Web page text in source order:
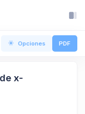
Opciones PDF
x-